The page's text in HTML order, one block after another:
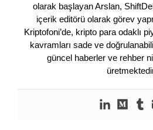
olarak başlayan Arslan,
içerik editörü olarak görev
Kriptofoni’de, kripto para odaklı
kavramları sade ve
güncel haberler ve rehber